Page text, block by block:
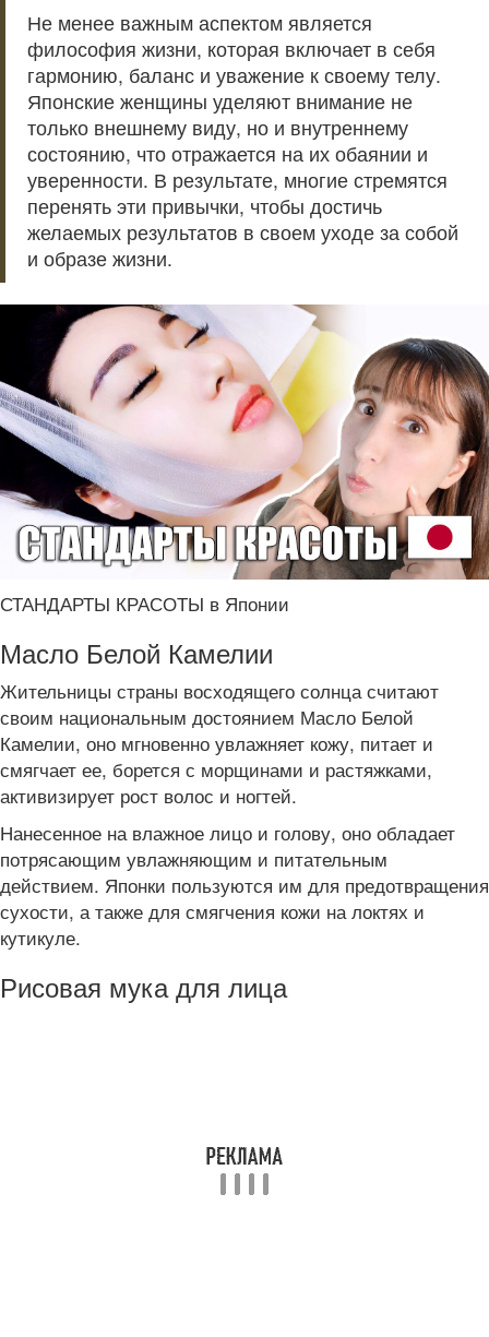
Не менее важным аспектом является
философия жизни, которая включает в себя
гармонию, баланс и уважение к своему телу.
Японские женщины уделяют внимание не
только внешнему виду, но и внутреннему
состоянию, что отражается на их обаянии и
уверенности. В результате, многие стремятся
перенять эти привычки, чтобы достичь
желаемых результатов в своем уходе за собой
и образе жизни.
СТАНДАРТЫ КРАСОТЫ в Японии
Масло Белой Камелии
Жительницы страны восходящего солнца считают
своим национальным достоянием Масло Белой
Камелии, оно мгновенно увлажняет кожу, питает и
смягчает ее, борется с морщинами и растяжками,
активизирует рост волос и ногтей.
Нанесенное на влажное лицо и голову, оно обладает
потрясающим увлажняющим и питательным
действием. Японки пользуются им для предотвращения
сухости, а также для смягчения кожи на локтях и
кутикуле.
Рисовая мука для лица